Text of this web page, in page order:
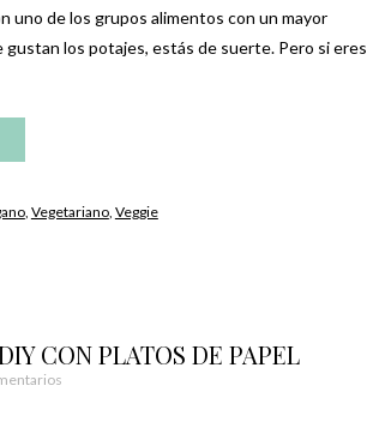
uno de los grupos alimentos con un mayor
los potajes, estás de suerte. Pero si eres
, Vegetariano, Veggie
CON PLATOS DE PAPEL